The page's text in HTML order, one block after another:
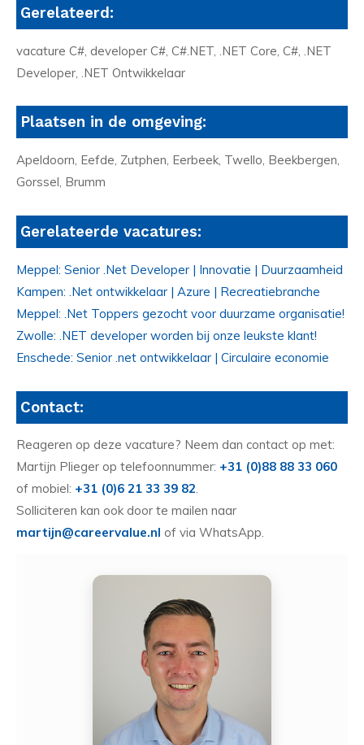
Gerelateerd:
vacature C#, developer C#, C#.NET, .NET Core, C#, .NET
Developer, .NET Ontwikkelaar
Plaatsen in de omgeving:
Apeldoorn, Eefde, Zutphen, Eerbeek, Twello, Beekbergen,
Gorssel, Brumm
Gerelateerde vacatures:
Meppel: Senior .Net Developer | Innovatie | Duurzaamheid
Kampen: .Net ontwikkelaar | Azure | Recreatiebranche
Meppel: .Net Toppers gezocht voor duurzame organisatie!
Zwolle: .NET developer worden bij onze leukste klant!
Enschede: Senior .net ontwikkelaar | Circulaire economie
Contact:
Reageren op deze vacature? Neem dan contact op met:
Martijn Plieger op telefoonnummer: +31 (0)88 88 33 060
of mobiel: +31 (0)6 21 33 39 82.
Solliciteren kan ook door te mailen naar
martijn@careervalue.nl of via WhatsApp.